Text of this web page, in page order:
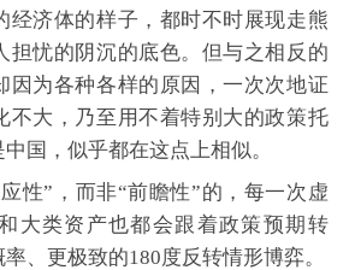
经济体的样子，都时不时展现走熊
担忧的阴沉的底色。但与之相反的
因为各种各样的原因，一次次地证
不大，乃至用不着特别大的政策托
国，似乎都在这点上相似。
性”，而非“前瞻性”的，每一次虚
大类资产也都会跟着政策预期转
、更极致的180度反转情形博弈。